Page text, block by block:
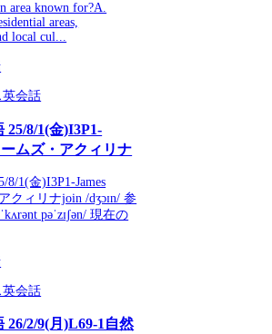
area known for?A.
areas,
local cul...
英会話
25/8/1(金)I3P1-
ムズ・アクィリナ
1(金)I3P1-James
クィリナjoin /dʒɔɪn/ 参
pəˈzɪʃən/ 現在の
英会話
26/2/9(月)L69-1自然